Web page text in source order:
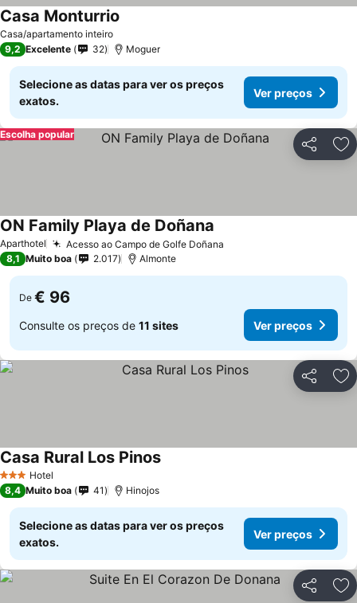
Casa/apartamento inteiro
Casa Monturrio
9,2 Excelente 32 Moguer
Selecione as datas para ver os preços
exatos.
Ver preços
Partilhar
Escolha popular
Aparthotel Acesso ao Campo de Golfe Doñana
ON Family Playa de Doñana
8,1 Muito boa 2.017 Almonte
De € 96
Consulte os preços de 11 sites Ver preços
Partilhar
3 EstrelasHotel
Casa Rural Los PinosVer preços
8,4 Muito boa 41 Hinojos
Selecione as datas para ver os preços
exatos.
Ver preços
Partilhar